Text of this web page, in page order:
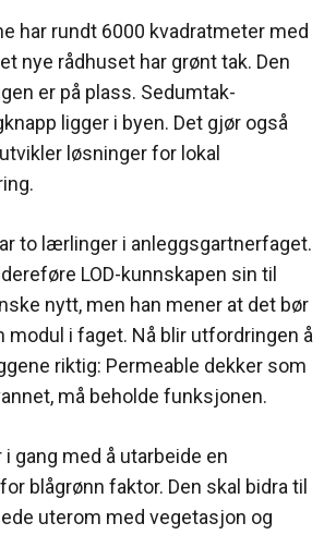
har rundt 6000 kvadratmeter med
nye rådhuset har grønt tak. Den
er på plass. Sedumtak-
ligger i byen. Det gjør også
løsninger for lokal
to lærlinger i anleggsgartnerfaget.
LOD-kunnskapen sin til
nytt, men han mener at det bør
modul i faget. Nå blir utfordringen å
riktig: Permeable dekker som
må beholde funksjonen.
gang med å utarbeide en
blågrønn faktor. Den skal bidra til
uterom med vegetasjon og